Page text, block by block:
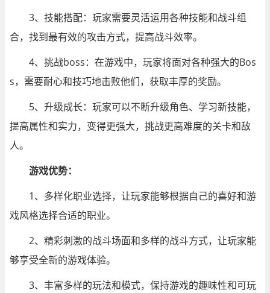
3、技能搭配：玩家需要灵活运用各种技能和战斗组
合，找到最有效的攻击方式，提高战斗效率。
4、挑战boss：在游戏中，玩家将面对各种强大的Bos
s，需要耐心和技巧地击败他们，获取丰厚的奖励。
5、升级成长：玩家可以不断升级角色、学习新技能，
提高属性和实力，变得更强大，挑战更高难度的关卡和敌
人。
游戏优势：
1、多样化职业选择，让玩家能够根据自己的喜好和游
戏风格选择合适的职业。
2、精彩刺激的战斗场面和多样的战斗方式，让玩家能
够享受全新的游戏体验。
3、丰富多样的玩法和模式，保持游戏的趣味性和可玩